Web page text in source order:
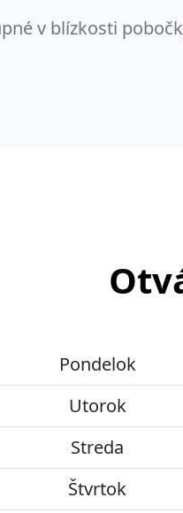
v blízkosti
Pondelok
Utorok
Streda
Štvrtok